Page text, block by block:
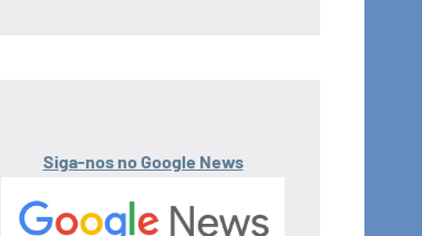
Siga-nos no Google News